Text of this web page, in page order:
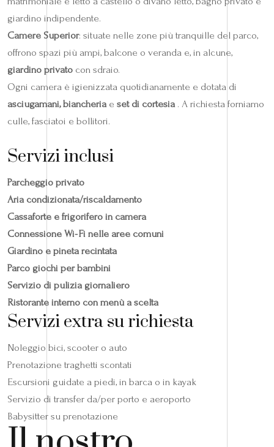
giardino indipendente.
Camere Superior: situate nelle zone più tranquille del parco,
offrono spazi più ampi, balcone o veranda e, in alcune,
giardino privato con sdraio.
Ogni camera è igienizzata quotidianamente e dotata di
asciugamani, biancheriae set di cortesia. A richiesta forniamo
culle, fasciatoi e bollitori.
Servizi inclusi
Parcheggio privato
Aria condizionata/riscaldamento
Cassaforte e frigorifero in camera
Connessione Wi‑Fi nelle aree comuni
Giardino e pineta recintata
Parco giochi per bambini
Servizio di pulizia giornaliero
Ristorante interno con menù a scelta
Servizi extra su richiesta
Noleggio bici, scooter o auto
Prenotazione traghetti scontati
Escursioni guidate a piedi, in barca o in kayak
Servizio di transfer da/per porto e aeroporto
Babysitter su prenotazione